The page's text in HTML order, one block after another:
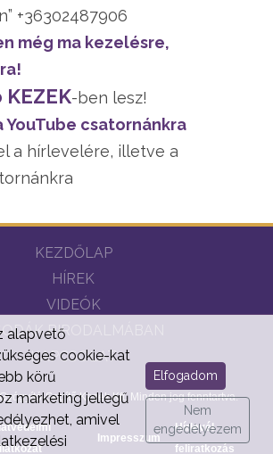
+36302487906
még ma kezelésre,
KEZEK-ben lesz!
YouTube csatornánkra
a hírlevelére, illetve a
KEZDŐLAP
HÍREK
VIDEÓK
BIRODALMÁBAN
KAPCSOLAT
Segítő Kezek Kft. Minden jog fenntartva.
Impresszum
Hírlevél
feliratkozás
alapvető
cookie-kat
körű
marketing jellegű
amivel
Elfogadom
Nem
engedélyezem